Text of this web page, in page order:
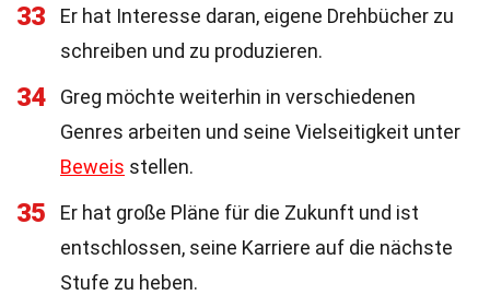
33
Er hat Interesse daran, eigene Drehbücher zu
schreiben und zu produzieren.
34
Greg möchte weiterhin in verschiedenen
Genres arbeiten und seine Vielseitigkeit unter
Beweis stellen.
35
Er hat große Pläne für die Zukunft und ist
entschlossen, seine Karriere auf die nächste
Stufe zu heben.